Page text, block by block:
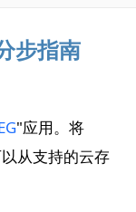
步指南
"应用。将
从支持的云存